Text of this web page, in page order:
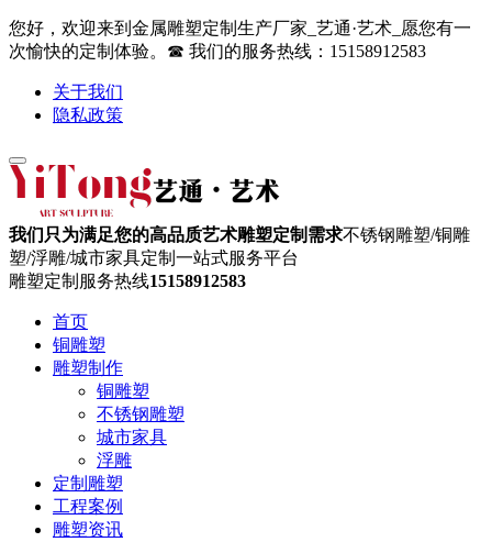
您好，欢迎来到金属雕塑定制生产厂家_艺通·艺术_愿您有一
次愉快的定制体验。☎ 我们的服务热线：15158912583
关于我们
隐私政策
我们只为满足您的高品质艺术雕塑定制需求不锈钢雕塑/铜雕
塑/浮雕/城市家具定制一站式服务平台
雕塑定制服务热线15158912583
首页
铜雕塑
雕塑制作
铜雕塑
不锈钢雕塑
城市家具
浮雕
定制雕塑
工程案例
雕塑资讯